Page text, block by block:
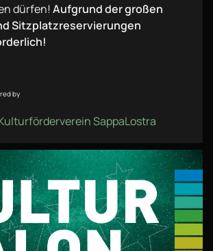
dürfen! Aufgrund der großen
Sitzplatzreservierungen
by
SappaLostra